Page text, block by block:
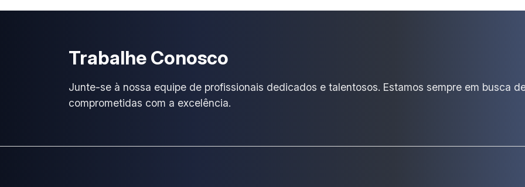
Trabalhe Conosco
Junte-se à nossa equipe de profissionais dedicados e talentosos. Estamos sempre em busca
comprometidas com a excelência.